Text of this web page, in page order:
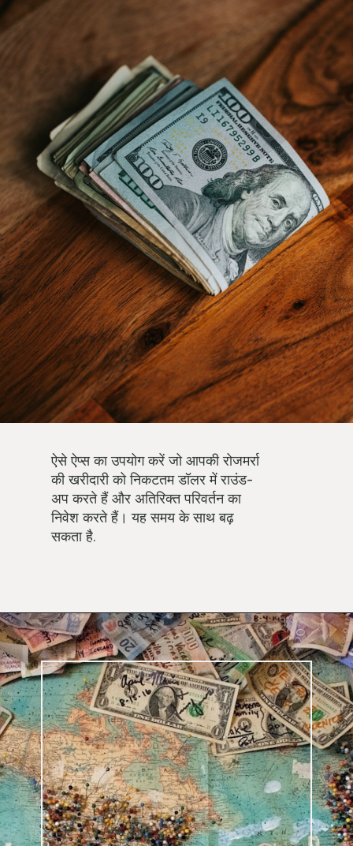
ऐसे ऐप्स का उपयोग करें जो आपकी रोजमर्रा
की खरीदारी को निकटतम डॉलर में राउंड-
अप करते हैं और अतिरिक्त परिवर्तन का
निवेश करते हैं। यह समय के साथ बढ़
सकता है.